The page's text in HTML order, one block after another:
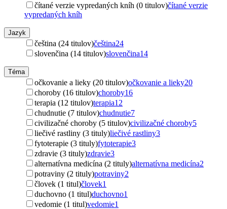
čítané verzie vypredaných kníh (0 titulov)čítané verzie
vypredaných kníh
Jazyk
čeština (24 titulov)čeština24
slovenčina (14 titulov)slovenčina14
Téma
očkovanie a lieky (20 titulov)očkovanie a lieky20
choroby (16 titulov)choroby16
terapia (12 titulov)terapia12
chudnutie (7 titulov)chudnutie7
civilizačné choroby (5 titulov)civilizačné choroby5
liečivé rastliny (3 tituly)liečivé rastliny3
fytoterapie (3 tituly)fytoterapie3
zdravie (3 tituly)zdravie3
alternatívna medicína (2 tituly)alternatívna medicína2
potraviny (2 tituly)potraviny2
človek (1 titul)človek1
duchovno (1 titul)duchovno1
vedomie (1 titul)vedomie1